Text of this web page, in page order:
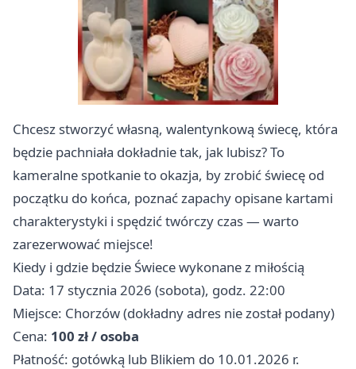
Chcesz stworzyć własną, walentynkową świecę, która
będzie pachniała dokładnie tak, jak lubisz? To
kameralne spotkanie to okazja, by zrobić świecę od
początku do końca, poznać zapachy opisane kartami
charakterystyki i spędzić twórczy czas — warto
zarezerwować miejsce!
Kiedy i gdzie będzie Świece wykonane z miłością
Data: 17 stycznia 2026 (sobota), godz. 22:00
Miejsce: Chorzów (dokładny adres nie został podany)
Cena: 100 zł / osoba
Płatność: gotówką lub Blikiem do 10.01.2026 r.